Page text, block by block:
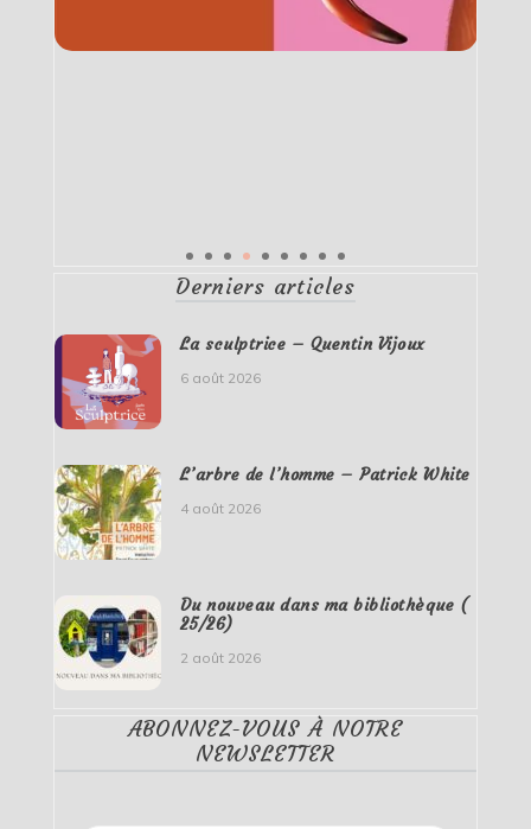
Derniers articles
La sculptrice – Quentin Vijoux
6 août 2026
L’arbre de l’homme – Patrick White
4 août 2026
Du nouveau dans ma bibliothèque (
25/26)
2 août 2026
ABONNEZ-VOUS À NOTRE
NEWSLETTER